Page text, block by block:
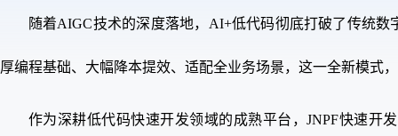
随着AIGC技术的深度落地，AI+低代码彻底打破了传统
厚编程基础、大幅降本提效、适配全业务场景，这一全新模式
作为深耕低代码快速开发领域的成熟平台，JNPF快速开